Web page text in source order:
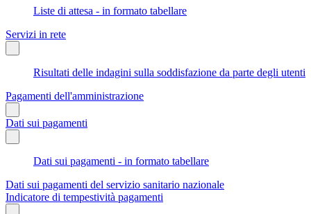
Liste di attesa - in formato tabellare
Servizi in rete
Risultati delle indagini sulla soddisfazione da parte degli utenti
Pagamenti dell'amministrazione
Dati sui pagamenti
Dati sui pagamenti - in formato tabellare
Dati sui pagamenti del servizio sanitario nazionale
Indicatore di tempestività pagamenti